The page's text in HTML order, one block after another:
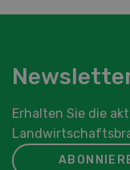
Erhalten Sie die